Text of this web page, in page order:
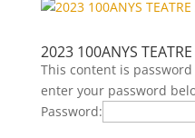
2023 100ANYS
This content is
enter your password
Password: